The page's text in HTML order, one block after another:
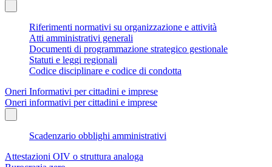
Riferimenti normativi su organizzazione e attività
Atti amministrativi generali
Documenti di programmazione strategico gestionale
Statuti e leggi regionali
Codice disciplinare e codice di condotta
Oneri Informativi per cittadini e imprese
Oneri informativi per cittadini e imprese
Scadenzario obblighi amministrativi
Attestazioni OIV o struttura analoga